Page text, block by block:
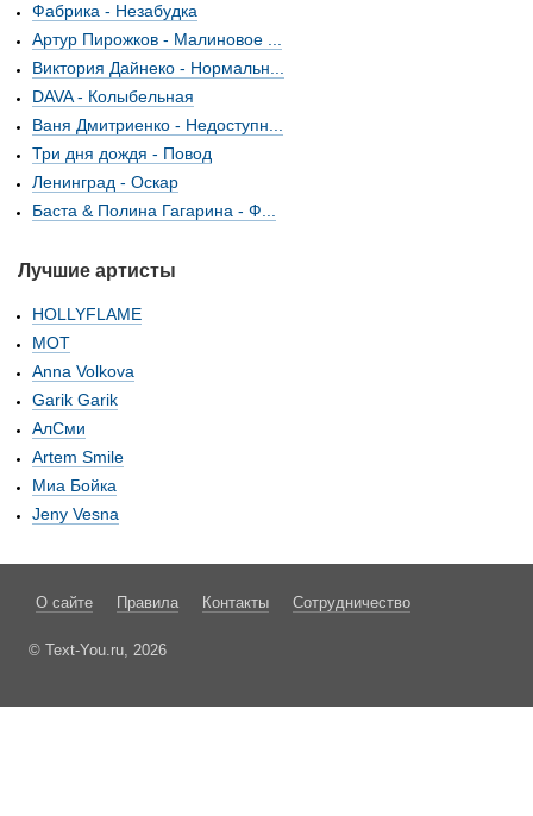
Фабрика - Незабудка
Артур Пирожков - Малиновое ...
Виктория Дайнеко - Нормальн...
DAVA - Колыбельная
Ваня Дмитриенко - Недоступн...
Три дня дождя - Повод
Ленинград - Оскар
Баста & Полина Гагарина - Ф...
Лучшие артисты
HOLLYFLAME
МОТ
Anna Volkova
Garik Garik
АлСми
Artem Smile
Миа Бойка
Jeny Vesna
О сайте Правила Контакты Сотрудничество
© Text-You.ru, 2026